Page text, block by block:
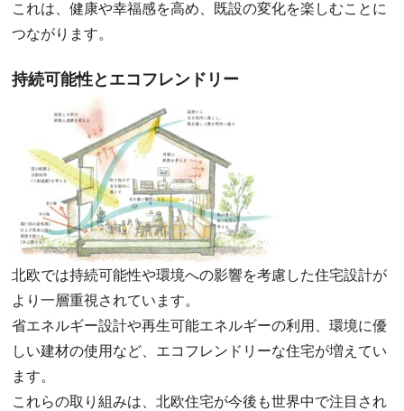
これは、健康や幸福感を高め、既設の変化を楽しむことに
つながります。
持続可能性とエコフレンドリー
北欧では持続可能性や環境への影響を考慮した住宅設計が
より一層重視されています。
省エネルギー設計や再生可能エネルギーの利用、環境に優
しい建材の使用など、エコフレンドリーな住宅が増えてい
ます。
これらの取り組みは、北欧住宅が今後も世界中で注目され